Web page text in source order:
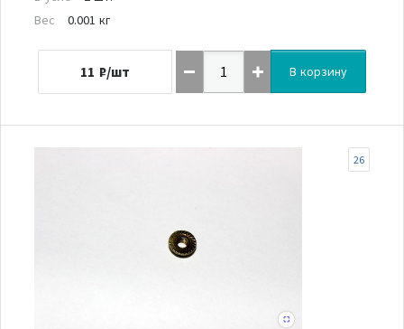
Вес
0.001 кг
11 ₽/шт В корзину
26